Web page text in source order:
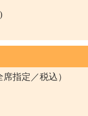
指定／税込）